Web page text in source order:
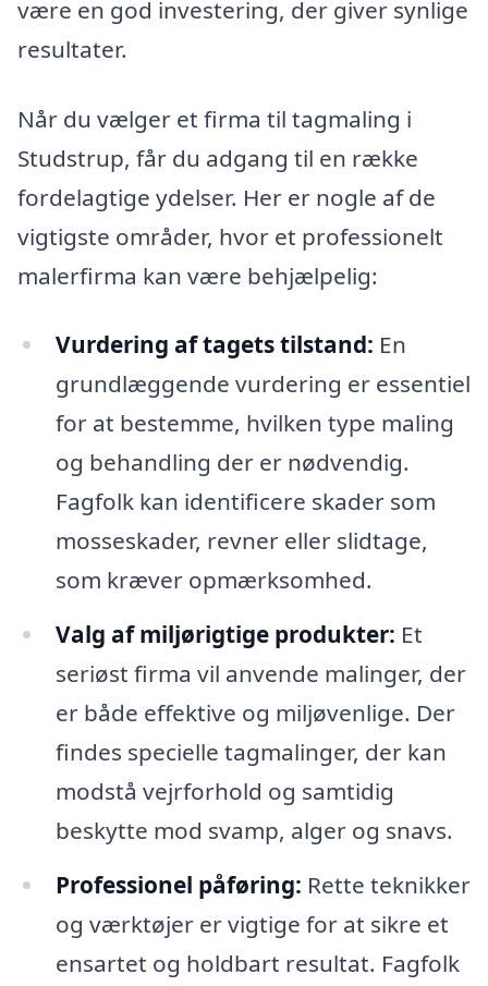
være en god investering, der giver synlige
resultater.
Når du vælger et firma til tagmaling i
Studstrup, får du adgang til en række
fordelagtige ydelser. Her er nogle af de
vigtigste områder, hvor et professionelt
malerfirma kan være behjælpelig:
Vurdering af tagets tilstand: En
grundlæggende vurdering er essentiel
for at bestemme, hvilken type maling
og behandling der er nødvendig.
Fagfolk kan identificere skader som
mosseskader, revner eller slidtage,
som kræver opmærksomhed.
Valg af miljørigtige produkter: Et
seriøst firma vil anvende malinger, der
er både effektive og miljøvenlige. Der
findes specielle tagmalinger, der kan
modstå vejrforhold og samtidig
beskytte mod svamp, alger og snavs.
Professionel påføring: Rette teknikker
og værktøjer er vigtige for at sikre et
ensartet og holdbart resultat. Fagfolk